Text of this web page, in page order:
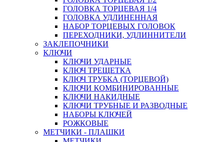
ГОЛОВКА ТОРЦЕВАЯ 1/4
ГОЛОВКА УДЛИНЕННАЯ
НАБОР ТОРЦЕВЫХ ГОЛОВОК
ПЕРЕХОДНИКИ, УДЛИННИТЕЛИ
ЗАКЛЕПОЧНИКИ
КЛЮЧИ
КЛЮЧИ УДАРНЫЕ
КЛЮЧ ТРЕЩЕТКА
КЛЮЧ ТРУБКА (ТОРЦЕВОЙ)
КЛЮЧИ КОМБИНИРОВАННЫЕ
КЛЮЧИ НАКИДНЫЕ
КЛЮЧИ ТРУБНЫЕ И РАЗВОДНЫЕ
НАБОРЫ КЛЮЧЕЙ
РОЖКОВЫЕ
МЕТЧИКИ - ПЛАШКИ